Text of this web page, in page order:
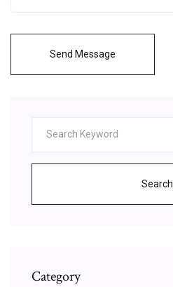
Send Message
Search
Category